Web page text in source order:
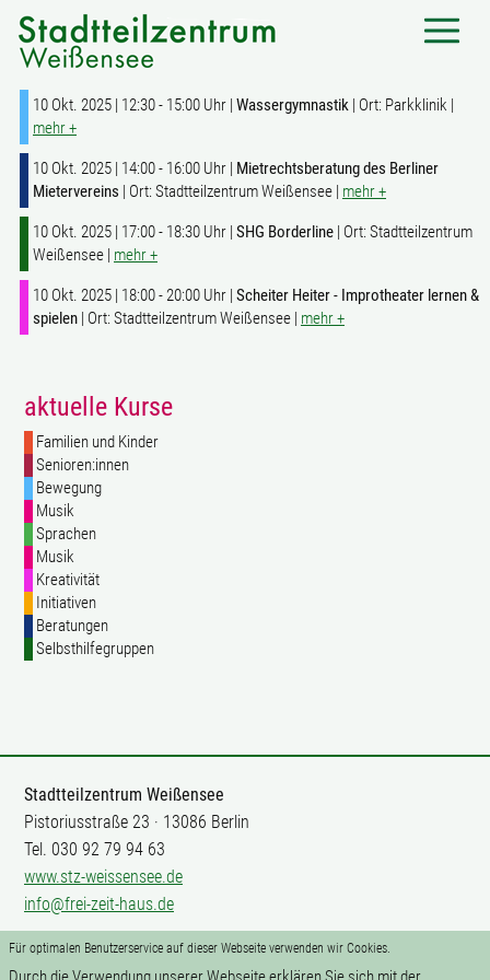
Für optimalen Benutzerservice auf dieser Webseite verwenden wir Cookies.
10 Okt. 2025 | 12:30 - 15:00 Uhr | Wassergymnastik | Ort: Parkklinik |
mehr +
10 Okt. 2025 | 14:00 - 16:00 Uhr | Mietrechtsberatung des Berliner
Mietervereins | Ort: Stadtteilzentrum Weißensee | mehr +
10 Okt. 2025 | 17:00 - 18:30 Uhr | SHG Borderline | Ort: Stadtteilzentrum
Weißensee | mehr +
10 Okt. 2025 | 18:00 - 20:00 Uhr | Scheiter Heiter - Improtheater lernen &
spielen | Ort: Stadtteilzentrum Weißensee | mehr +
aktuelle Kurse
Familien und Kinder
Senioren:innen
Bewegung
Musik
Sprachen
Musik
Kreativität
Initiativen
Beratungen
Selbsthilfegruppen
Stadtteilzentrum Weißensee
Pistoriusstraße 23 · 13086 Berlin
Tel. 030 92 79 94 63
www.stz-weissensee.de
info@frei-zeit-haus.de
Mitarbeit